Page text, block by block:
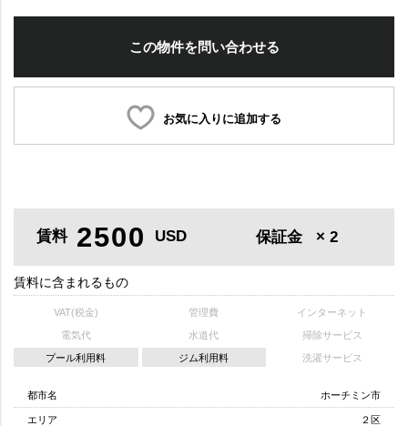
この物件を問い合わせる
お気に入りに追加する
賃料 2500 USD 保証金 × 2
賃料に含まれるもの
VAT(税金) 管理費 インターネット
電気代 水道代 掃除サービス
プール利用料 ジム利用料 洗濯サービス
都市名 ホーチミン市
エリア ２区